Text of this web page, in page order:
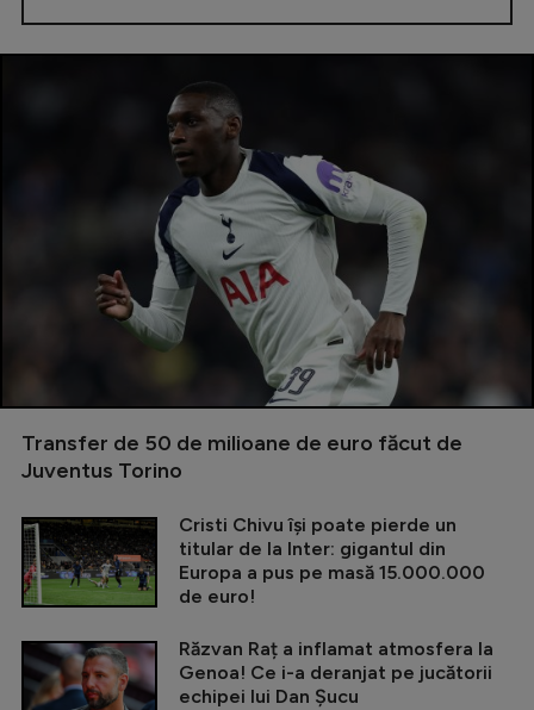
Transfer de 50 de milioane de euro făcut de
Juventus Torino
Cristi Chivu își poate pierde un
titular de la Inter: gigantul din
Europa a pus pe masă 15.000.000
de euro!
Răzvan Raț a inflamat atmosfera la
Genoa! Ce i-a deranjat pe jucătorii
echipei lui Dan Șucu